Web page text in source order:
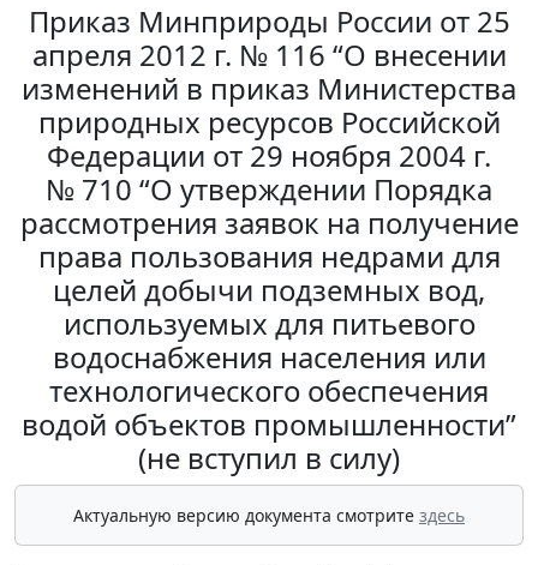
Приказ Минприроды России от 25
апреля 2012 г. № 116 “О внесении
изменений в приказ Министерства
природных ресурсов Российской
Федерации от 29 ноября 2004 г.
№ 710 “О утверждении Порядка
рассмотрения заявок на получение
права пользования недрами для
целей добычи подземных вод,
используемых для питьевого
водоснабжения населения или
технологического обеспечения
водой объектов промышленности”
(не вступил в силу)
Актуальную версию документа смотрите здесь